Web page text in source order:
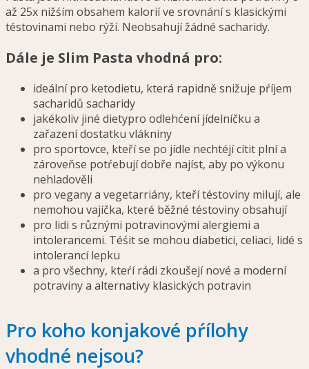
až 25x nižśím obsahem kalorií ve srovnání s klasickými
téstovinami nebo rýží. Neobsahují žádné sacharidy.
Dále je Slim Pasta vhodná pro:
ideální pro ketodietu, která rapidně snižuje pŕíjem
sacharidů sacharidy
jakékoliv jiné dietypro odlehćení jídelníčku a
zařazení dostatku vlákniny
pro sportovce, kteří se po jídle nechtéjí cítit plní a
zároveňse potŕebují dobře najíst, aby po výkonu
nehladověli
pro vegany a vegetarriány, kteří téstoviny milují, ale
nemohou vajíčka, které běžné téstoviny obsahují
pro lidi s různými potravinovými alergiemi a
intolerancemi. Téśit se mohou diabetici, celiaci, lidé s
intolerancí lepku
a pro všechny, kteŕí rádi zkoušejí nové a moderní
potraviny a alternativy klasických potravin
Pro koho konjakové pŕílohy
vhodné nejsou?